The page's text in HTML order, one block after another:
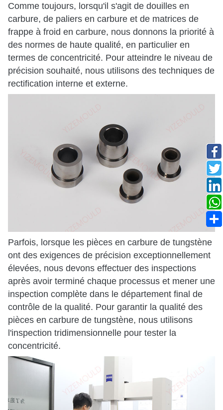
Comme toujours, lorsqu'il s'agit de douilles en
carbure, de paliers en carbure et de matrices de
frappe à froid en carbure, nous donnons la priorité à
des normes de haute qualité, en particulier en
termes de concentricité. Pour atteindre le niveau de
précision souhaité, nous utilisons des techniques de
rectification interne et externe.
Parfois, lorsque les pièces en carbure de tungstène
ont des exigences de précision exceptionnellement
élevées, nous devons effectuer des inspections
après avoir terminé chaque processus et mener une
inspection complète dans le département final de
contrôle de la qualité. Pour garantir la qualité des
pièces en carbure de tungstène, nous utilisons
l'inspection tridimensionnelle pour tester la
concentricité.